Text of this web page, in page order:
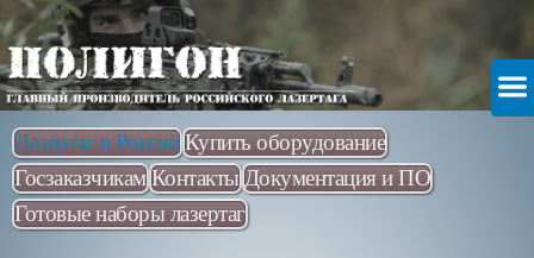
Лазертаг в России Купить оборудование
Госзаказчикам Контакты Документация и ПО
Готовые наборы лазертаг